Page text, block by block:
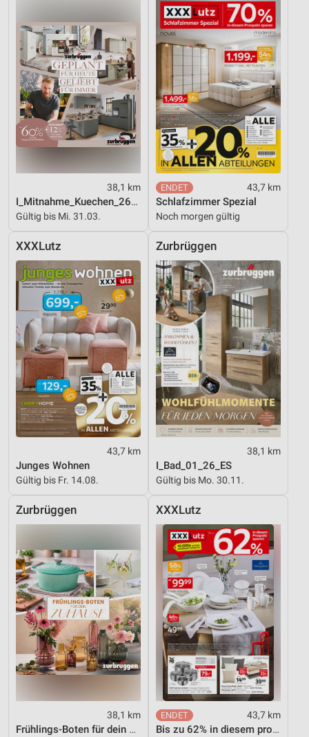
38,1 km
I_Mitnahme_Kuechen_26_ES
Gültig bis Mi. 31.03.
43,7 km
Schlafzimmer Spezial
Noch morgen gültig
XXXLutz
43,7 km
Junges Wohnen
Gültig bis Fr. 14.08.
Zurbrüggen
38,1 km
I_Bad_01_26_ES
Gültig bis Mo. 30.11.
Zurbrüggen
38,1 km
Frühlings-Boten für dein Zuhause
XXXLutz
43,7 km
Bis zu 62% in diesem prospekt